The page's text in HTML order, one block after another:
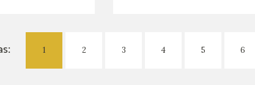
1 2 3 4 5 6